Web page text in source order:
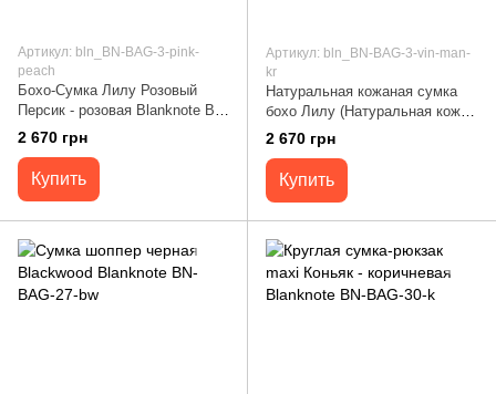
Артикул: bln_BN-BAG-3-pink-
peach
Бохо-Сумка Лилу Розовый
Персик - розовая Blanknote BN-
BAG-3-pink-peach
2 670 грн
Купить
Артикул: bln_BN-BAG-3-vin-man-
kr
Натуральная кожаная сумка
бохо Лилу (Натуральная кожа
Crazy Horse) Виноград -
бордовая Blanknote BN-BAG-3-
vin-man-kr
2 670 грн
Купить